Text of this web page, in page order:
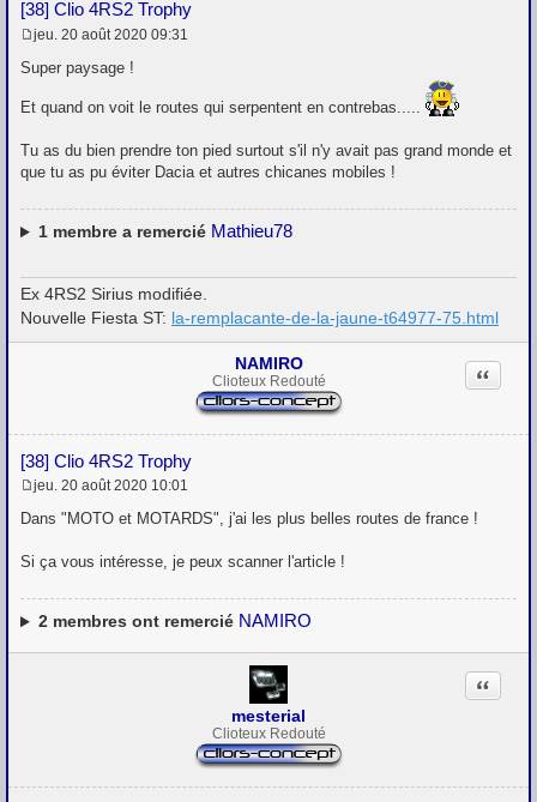
[38] Clio 4RS2 Trophy
e
s
s
a
e
jeu. 20 août 2020 09:31
Super paysage !
Et quand on voit le routes qui serpentent en contrebas.....
Tu as du bien prendre ton pied surtout s'il n'y avait pas grand monde et
que tu as pu éviter Dacia et autres chicanes mobiles !
1membre a remercié Mathieu78
Ex 4RS2 Sirius modifiée.
Nouvelle Fiesta ST: la-remplacante-de-la-jaune-t64977-75.html
NAMIRO
Clioteux Redouté
[38] Clio 4RS2 Trophy
Citation
e
a
e
jeu. 20 août 2020 10:01
Dans "MOTO et MOTARDS", j'ai les plus belles routes de france !
Si ça vous intéresse, je peux scanner l'article !
2membres ont remercié NAMIRO
mesterial
Clioteux Redouté
Citation